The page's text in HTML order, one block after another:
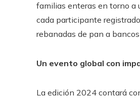
familias enteras en torno a
cada participante
rebanadas de pan a
Un evento global con
La edición 2024 contará